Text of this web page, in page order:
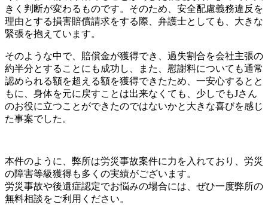
きく判断が変わるものです。そのため、安全配慮義務違反を
理由とする損害賠償請求をする際、弁護士としても、大きな
緊張を抱えています。
そのような中で、賠償金が獲得でき、過失割合を会社主張の
約半分とすることにも成功し、また、慰謝料についても通常
認められる額を超える額を獲得できたため、一安心するとと
もに、身体を元に戻すことは出来なくても、少しでもJさん
のお役に立つことができたのではないかと大きな喜びを感じ
た事案でした。
本件のように、弊所は労災事故案件に力を入れており、労災
の障害等級獲得も多くの実績がございます。
労災事故や後遺症認定でお悩みの場合には、ぜひ一度弊所の
無料相談をご利用ください。